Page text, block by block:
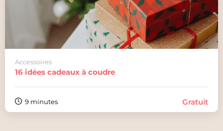
Accessoires
16 idées cadeaux à coudre
9 minutes Gratuit